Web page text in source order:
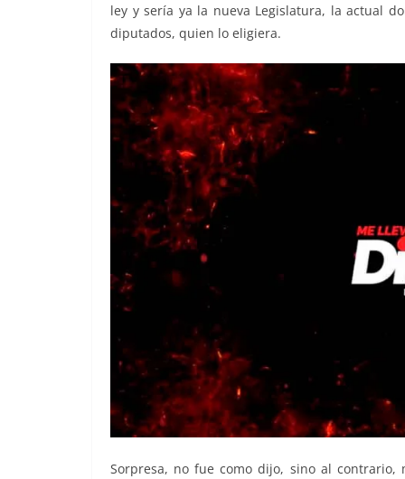
ley y sería ya la nueva Legislatura, la actual
diputados, quien lo eligiera.
Sorpresa, no fue como dijo, sino al